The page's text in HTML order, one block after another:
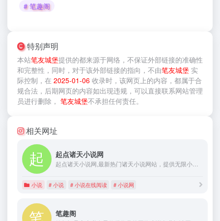
# 笔趣阁
特别声明
本站笔友城堡提供的都来源于网络，不保证外部链接的准确性
和完整性，同时，对于该外部链接的指向，不由笔友城堡 实
际控制，在 2025-01-06 收录时，该网页上的内容，都属于合
规合法，后期网页的内容如出现违规，可以直接联系网站管理
员进行删除， 笔友城堡不承担任何责任。
相关网址
起点诸天小说网
起点诸天小说网,最新热门诸天小说网站，提供无限小说、诸天小说、综漫小说等首发、完本、免费小说,最新章节在线阅读。更多精彩尽在起点诸天小说网。
小说 # 小说 # 小说在线阅读 # 小说网
笔趣阁